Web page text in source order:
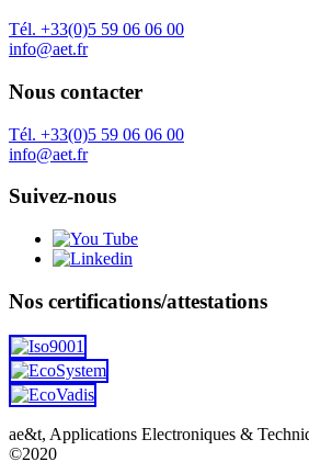
Tél. +33(0)5 59 06 06 00
info@aet.fr
Nous contacter
Tél. +33(0)5 59 06 06 00
info@aet.fr
Suivez-nous
Nos certifications/attestations
ae&t, Applications Electroniques &
©2020